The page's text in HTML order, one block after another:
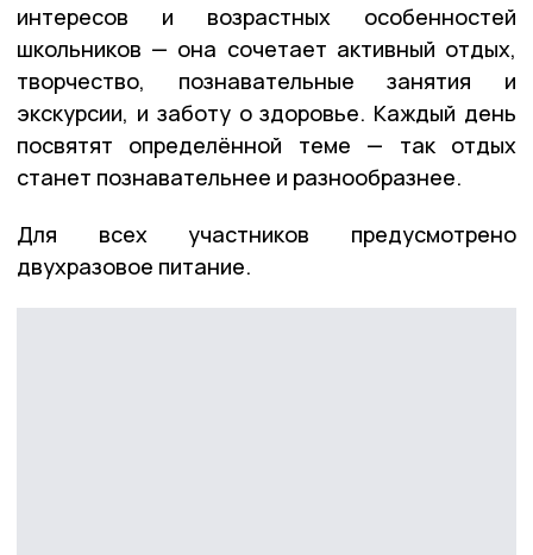
интересов и возрастных особенностей
школьников — она сочетает активный отдых,
творчество, познавательные занятия и
экскурсии, и заботу о здоровье. Каждый день
посвятят определённой теме — так отдых
станет познавательнее и разнообразнее.
Для всех участников предусмотрено
двухразовое питание.